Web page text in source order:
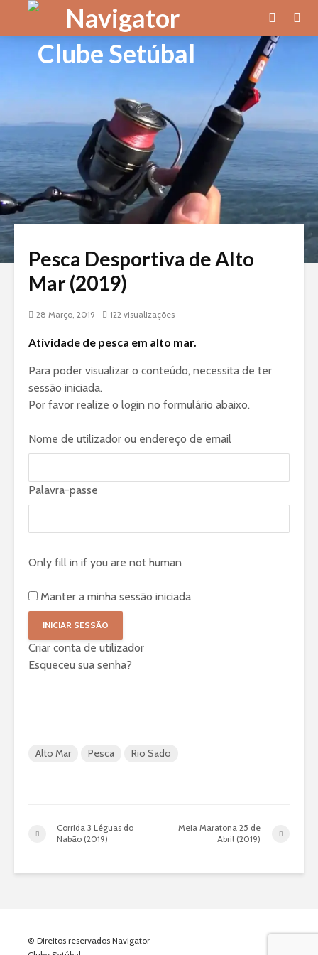
Pesca Desportiva de Alto
Mar (2019)
28 Março, 2019 122 visualizações
Atividade de pesca em alto mar.
Para poder visualizar o conteúdo, necessita de ter
sessão iniciada.
Por favor realize o login no formulário abaixo.
Nome de utilizador ou endereço de email
Palavra-passe
Only fill in if you are not human
Manter a minha sessão iniciada
Criar conta de utilizador
Esqueceu sua senha?
Alto Mar Pesca Rio Sado
Corrida 3 Léguas do
Nabão (2019)
Meia Maratona 25 de
Abril (2019)
© Direitos reservados Navigator